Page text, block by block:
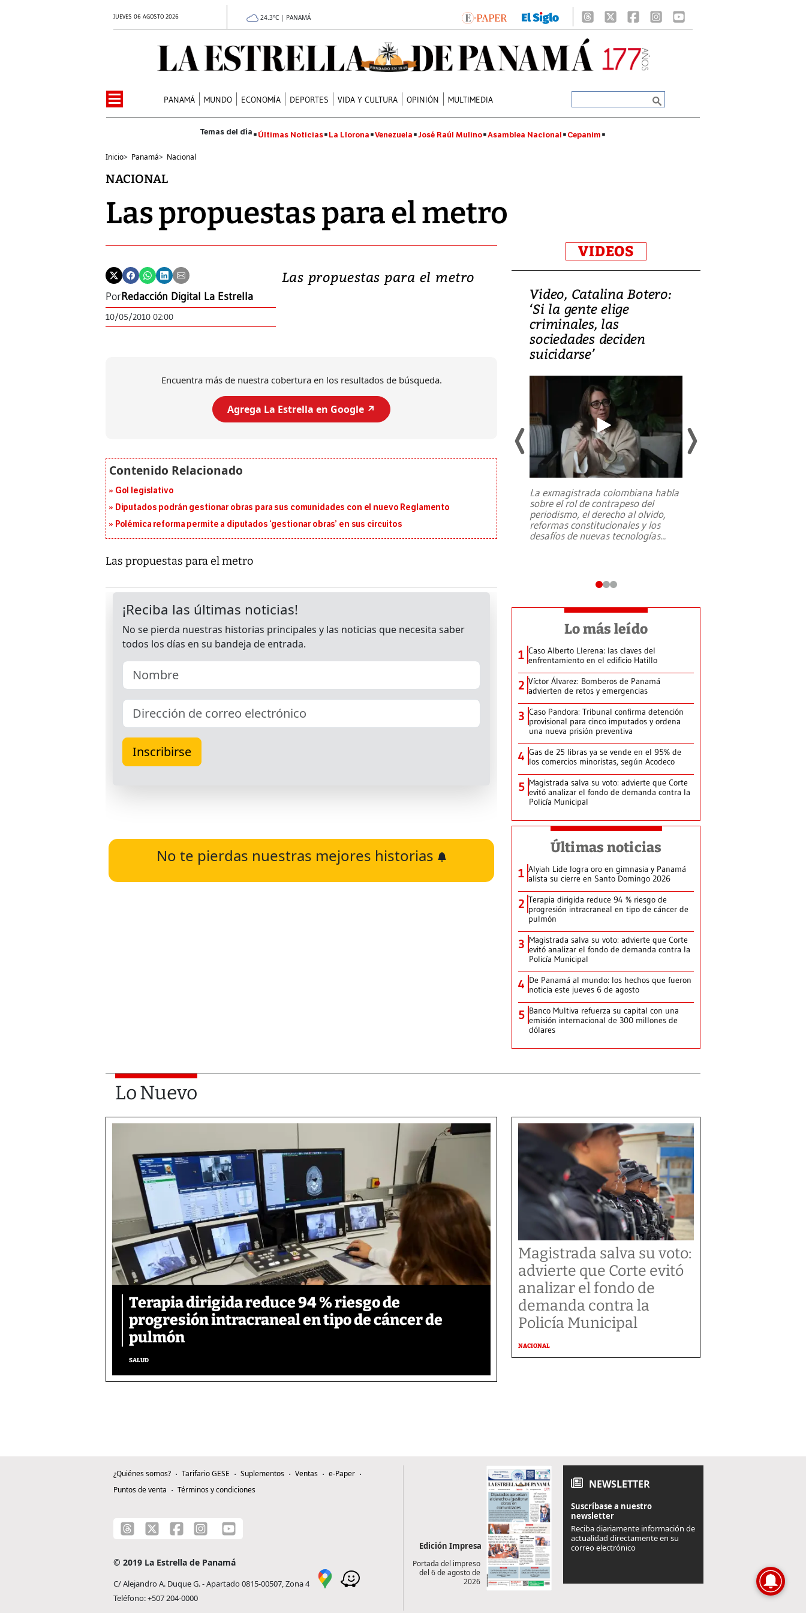
JUEVES 06 AGOSTO 2026 24.3°C | PANAMÁ
PANAMÁ MUNDO ECONOMÍA DEPORTES VIDA Y CULTURA OPINIÓN MULTIMEDIA
Últimas Noticias La Llorona Venezuela José Raúl Mulino Asamblea Nacional Cepanim
Inicio> Panamá> Nacional
NACIONAL
Las propuestas para el metro
PorRedacción Digital La Estrella
10/05/2010 02:00
Las propuestas para el metro
Encuentra más de nuestra cobertura en los resultados de búsqueda.
Agrega La Estrella en Google ↗️
Gol legislativo
Diputados podrán gestionar obras para sus comunidades con el nuevo Reglamento
Polémica reforma permite a diputados ‘gestionar obras’ en sus circuitos
Las propuestas para el metro
No te pierdas nuestras mejores historias
VIDEOS
Un fuerte terremoto de magnitud
emergencia de gran...
Video, Catalina Botero:
‘Si la gente elige
criminales, las
sociedades deciden
suicidarse’
La exmagistrada colombiana habla
sobre el rol de contrapeso del
periodismo, el derecho al olvido,
reformas constitucionales y los
desafíos de nuevas tecnologías...
Lo más leído
1 Caso Alberto Llerena: las claves del
enfrentamiento en el edificio Hatillo
2 Víctor Álvarez: Bomberos de Panamá
advierten de retos y emergencias
3 Caso Pandora: Tribunal confirma detención
provisional para cinco imputados y ordena
una nueva prisión preventiva
4 Gas de 25 libras ya se vende en el 95% de
los comercios minoristas, según Acodeco
5 Magistrada salva su voto: advierte que Corte
evitó analizar el fondo de demanda contra la
Policía Municipal
Últimas noticias
1 Alyiah Lide logra oro en gimnasia y Panamá
alista su cierre en Santo Domingo 2026
2 Terapia dirigida reduce 94 % riesgo de
progresión intracraneal en tipo de cáncer de
pulmón
3 Magistrada salva su voto: advierte que Corte
evitó analizar el fondo de demanda contra la
Policía Municipal
4 De Panamá al mundo: los hechos que fueron
noticia este jueves 6 de agosto
5 Banco Multiva refuerza su capital con una
emisión internacional de 300 millones de
dólares
Lo Nuevo
Terapia dirigida reduce 94 % riesgo de
progresión intracraneal en tipo de cáncer de
pulmón
SALUD
Magistrada salva su voto:
advierte que Corte evitó
analizar el fondo de
demanda contra la
Policía Municipal
NACIONAL
¿Quiénes somos? Tarifario GESE Suplementos Ventas
e-Paper
Puntos de venta
Términos y condiciones
© 2019 La Estrella de Panamá
C/ Alejandro A. Duque G. - Apartado 0815-00507, Zona 4
Teléfono: +507 204-0000
Edición Impresa
Portada del impreso
del 6 de agosto de
2026
NEWSLETTER
Suscríbase a nuestro
newsletter
Reciba diariamente información de
actualidad directamente en su
correo electrónico